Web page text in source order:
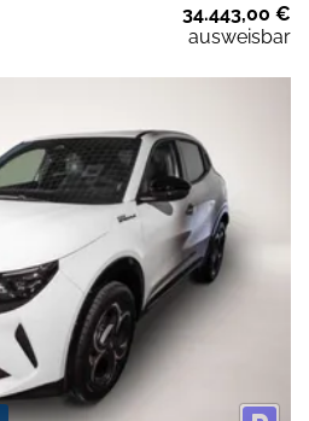
34.443,00 €
ausweisbar